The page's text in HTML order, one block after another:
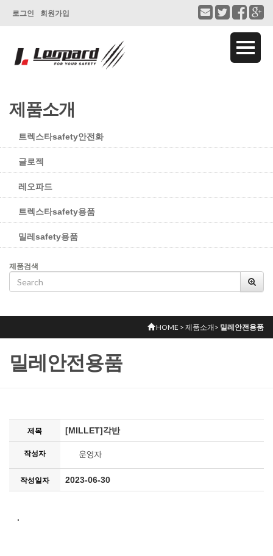
로그인 회원가입
제품소개
트렉스타safety안전화
글로젝
레오파드
트렉스타safety용품
밀레safety용품
제품검색
HOME > 제품소개> 밀레안전용품
밀레안전용품
제목 [MILLET]각반
작성자
작성일자 2023-06-30
.